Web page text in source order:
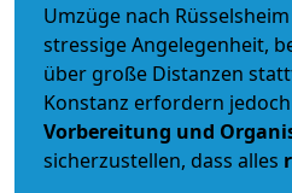
Umzüge nach
stressige Angelegenheit,
über große Distanzen
Konstanz erfordern
Vorbereitung und
sicherzustellen, dass alles